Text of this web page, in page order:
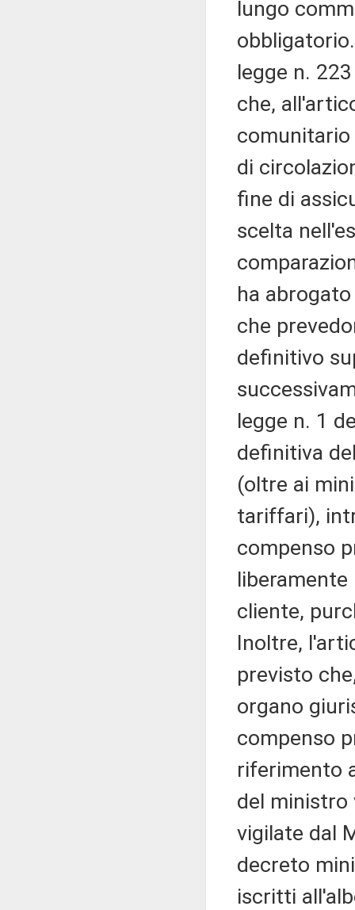
lungo
legge n.
che,
comunitario
di
fine di
scelta
ha
che
definitivo
legge n. 1
definitiva
(oltre ai
tariffari),
compenso
cliente,
Inoltre,
previsto
organo
compenso
riferimento
del ministro
vigilate dal
decreto
iscritti